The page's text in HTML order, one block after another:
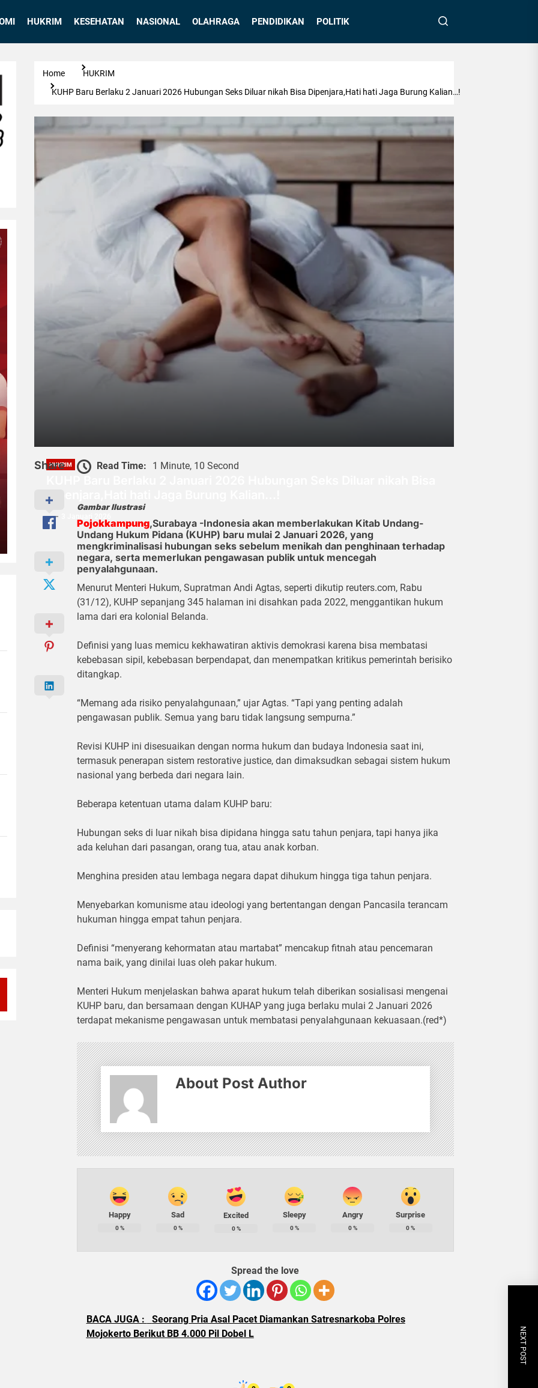
HUKRIM KESEHATAN NASIONAL OLAHRAGA PENDIDIKAN POLITIK
Home
HUKRIM
KUHP Baru Berlaku 2 Januari 2026 Hubungan Seks Diluar nikah Bisa Dipenjara,Hati hati Jaga Burung Kalian…!
HUKRIM
Dipenjara,Hati hati Jaga Burung Kalian…!
Share Read Time: 1 Minute, 10 Second
Gambar Ilustrasi
Pojokkampung,Surabaya -Indonesia akan memberlakukan Kitab Undang-
Undang Hukum Pidana (KUHP) baru mulai 2 Januari 2026, yang
mengkriminalisasi hubungan seks sebelum menikah dan penghinaan terhadap
negara, serta memerlukan pengawasan publik untuk mencegah
penyalahgunaan.
Menurut Menteri Hukum, Supratman Andi Agtas, seperti dikutip reuters.com, Rabu
(31/12), KUHP sepanjang 345 halaman ini disahkan pada 2022, menggantikan hukum
lama dari era kolonial Belanda.
Definisi yang luas memicu kekhawatiran aktivis demokrasi karena bisa membatasi
kebebasan sipil, kebebasan berpendapat, dan menempatkan kritikus pemerintah berisiko
ditangkap.
“Memang ada risiko penyalahgunaan,” ujar Agtas. “Tapi yang penting adalah
pengawasan publik. Semua yang baru tidak langsung sempurna.”
Revisi KUHP ini disesuaikan dengan norma hukum dan budaya Indonesia saat ini,
termasuk penerapan sistem restorative justice, dan dimaksudkan sebagai sistem hukum
nasional yang berbeda dari negara lain.
Beberapa ketentuan utama dalam KUHP baru:
Hubungan seks di luar nikah bisa dipidana hingga satu tahun penjara, tapi hanya jika
ada keluhan dari pasangan, orang tua, atau anak korban.
Menghina presiden atau lembaga negara dapat dihukum hingga tiga tahun penjara.
Menyebarkan komunisme atau ideologi yang bertentangan dengan Pancasila terancam
hukuman hingga empat tahun penjara.
Definisi “menyerang kehormatan atau martabat” mencakup fitnah atau pencemaran
nama baik, yang dinilai luas oleh pakar hukum.
Menteri Hukum menjelaskan bahwa aparat hukum telah diberikan sosialisasi mengenai
KUHP baru, dan bersamaan dengan KUHAP yang juga berlaku mulai 2 Januari 2026
terdapat mekanisme pengawasan untuk membatasi penyalahgunaan kekuasaan.(red*)
About Post Author
Happy
0%
Sad
0%
Excited
0%
Sleepy
0%
Angry
0%
Surprise
0%
Spread the love
BACA JUGA :
Seorang Pria Asal Pacet Diamankan Satresnarkoba Polres
Mojokerto Berikut BB 4.000 Pil Dobel L
NEXT POST